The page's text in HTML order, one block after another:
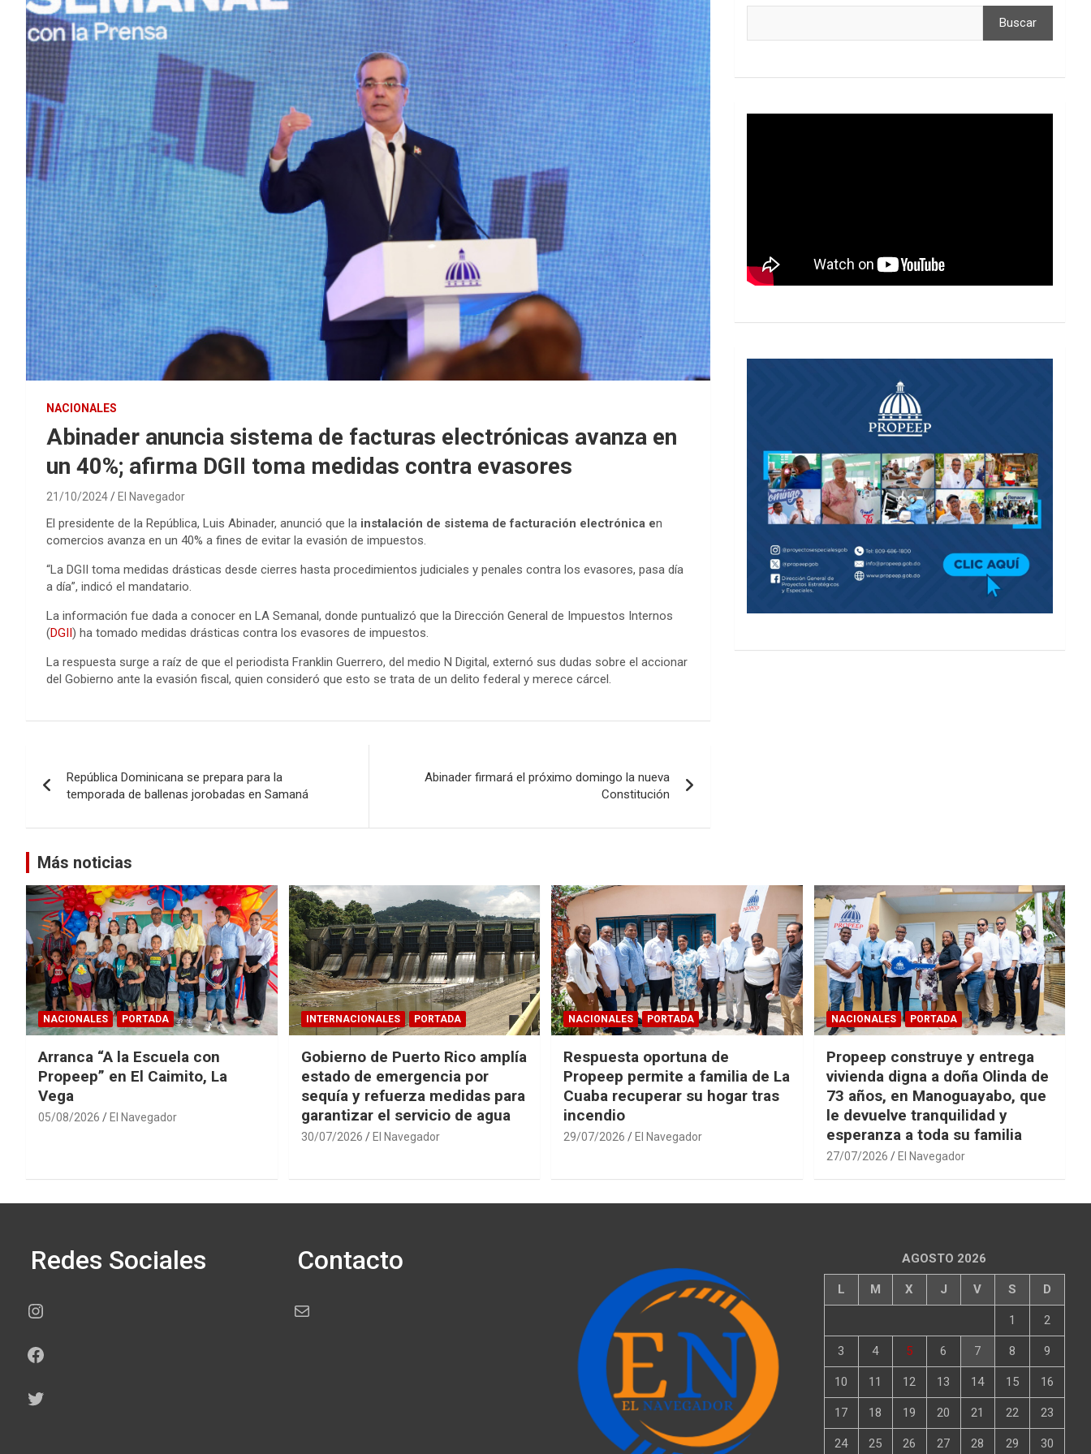
NACIONALES
Abinader anuncia sistema de facturas electrónicas avanza en
un 40%; afirma DGII toma medidas contra evasores
21/10/2024 El Navegador
El presidente de la República, Luis Abinader, anunció que la instalación de sistema de facturación electrónica en
comercios avanza en un 40% a fines de evitar la evasión de impuestos.
“La DGII toma medidas drásticas desde cierres hasta procedimientos judiciales y penales contra los evasores, pasa día
a día”, indicó el mandatario.
La información fue dada a conocer en LA Semanal, donde puntualizó que la Dirección General de Impuestos Internos
(DGII) ha tomado medidas drásticas contra los evasores de impuestos.
La respuesta surge a raíz de que el periodista Franklin Guerrero, del medio N Digital, externó sus dudas sobre el accionar
del Gobierno ante la evasión fiscal, quien consideró que esto se trata de un delito federal y merece cárcel.
de
entradas
República Dominicana se prepara para la
temporada de ballenas jorobadas en Samaná
Abinader firmará el próximo domingo la nueva
Constitución
Buscar
Más noticias
NACIONALES PORTADA
Arranca “A la Escuela con
Propeep” en El Caimito, La
Vega
05/08/2026 El Navegador
INTERNACIONALES PORTADA
Gobierno de Puerto Rico amplía
estado de emergencia por
sequía y refuerza medidas para
garantizar el servicio de agua
30/07/2026 El Navegador
NACIONALES PORTADA
Respuesta oportuna de
Propeep permite a familia de La
Cuaba recuperar su hogar tras
incendio
29/07/2026 El Navegador
NACIONALES PORTADA
Propeep construye y entrega
vivienda digna a doña Olinda de
73 años, en Manoguayabo, que
le devuelve tranquilidad y
esperanza a toda su familia
27/07/2026 El Navegador
Redes Sociales
Instagram
Facebook
Twitter
Contacto
Correo electrónico
AGOSTO 2026
L M X J V S D
1 2
3 4 5 6 7 8 9
10 11 12 13 14 15 16
17 18 19 20 21 22 23
24 25 26 27 28 29 30